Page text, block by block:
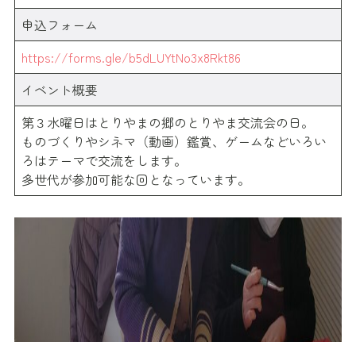
申込フォーム
https://forms.gle/b5dLUYtNo3x8Rkt86
イベント概要
第３水曜日はとりやまの郷のとりやま交流会の日。
ものづくりやシネマ（動画）鑑賞、ゲームなどいろい
ろはテーマで交流をします。
多世代が参加可能な回となっています。